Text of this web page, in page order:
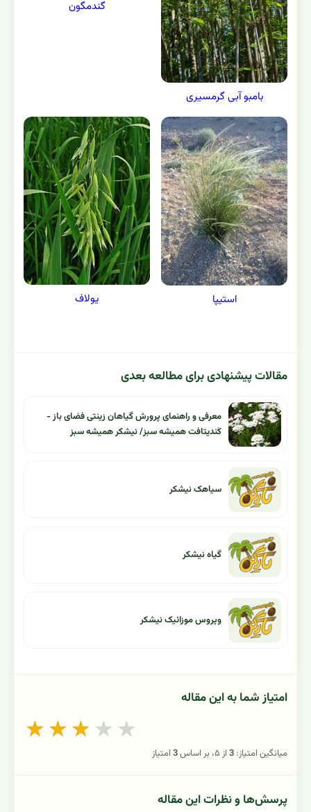
بامبو آبی گرمسیری
گندمگون
استیپا یولاف
مقالات پیشنهادی برای مطالعه بعدی
معرفی و راهنمای پرورش گیاهان زینتی فضای باز -
کَندیتافت همیشه سبز/ نیشکر همیشه سبز
سیاهک نیشکر
گیاه نیشکر
ویروس موزائیک نیشکر
امتیاز شما به این مقاله
★ ★ ★ ★ ★
میانگین امتیاز: 3از ۵، بر اساس 3امتیاز
پرسش‌ها و نظرات این مقاله